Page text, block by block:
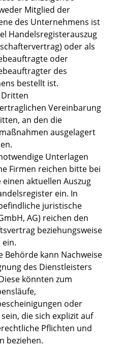
Mitglied der
des Unternehmens ist
Handelsregisterauszug
oder als
oder
des
bestellt ist.
Vereinbarung
an den die
ausgelagert
Unterlagen
Firmen reichen bitte bei
einen aktuellen Auszug
ein. In
juristische
AG) reichen den
beziehungsweise
ein.
Behörde kann Nachweise
des Dienstleisters
könnten zum
oder
die sich explizit auf
Pflichten und
beziehen.